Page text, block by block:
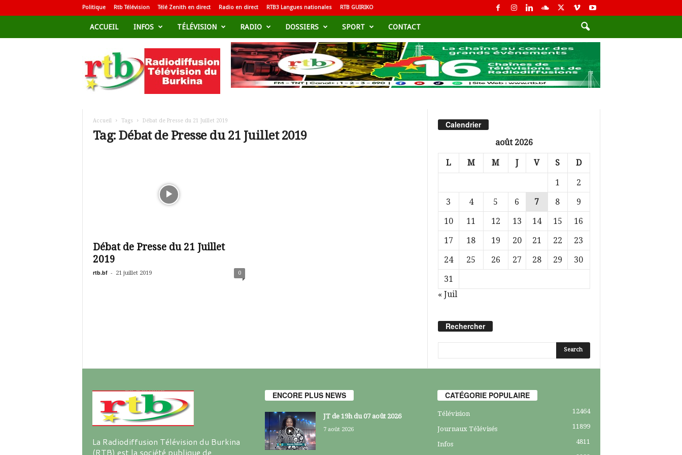
Politique Rtb Télévision Télé Zenith en direct Radio en direct RTB3 Langues nationales RTB GUIRIKO
ACCUEIL INFOS TÉLÉVISION RADIO DOSSIERS SPORT CONTACT
d
i
i
Accueil Tags Débat de Presse du 21 Juillet 2019
Tag: Débat de Presse du 21 Juillet 2019
Débat de Presse du 21 Juillet
2019
rtb.bf - 21 juillet 2019 0
Calendrier
août 2026
L M M J V S D
1
2
3
4 5 6 7 8
9
10
11 12 13 14 15
16
17
18 19 20 21 22
23
24
25 26 27 28 29
30
31
« Juil
Rechercher
La Radiodiffusion Télévision du Burkina
(RTB) est la société publique de
ENCORE PLUS NEWS
JT de 19h du 07 août 2026
7 août 2026
CATÉGORIE POPULAIRE
Télévision 12464
Journaux Télévisés 11899
Infos
4811